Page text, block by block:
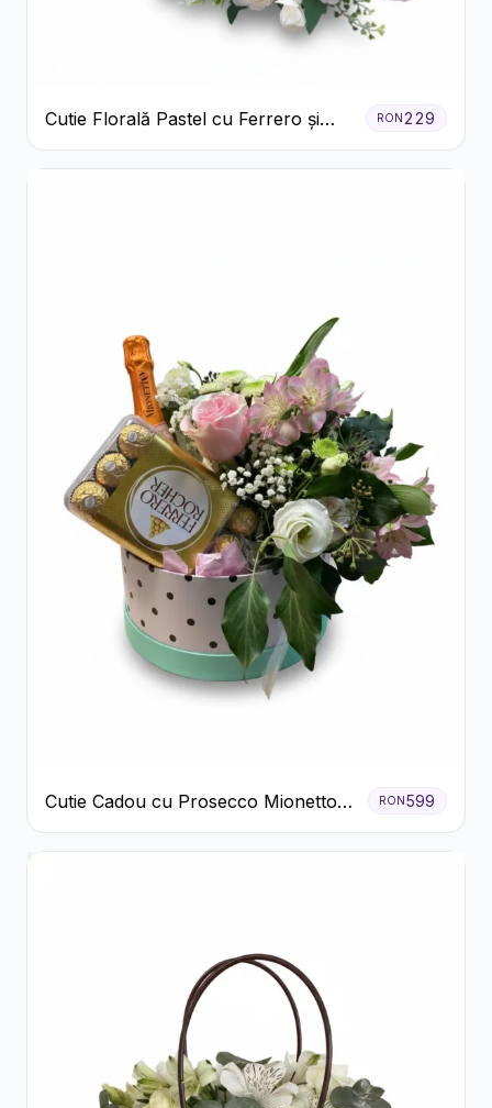
Cutie Florală Pastel cu Ferrero și
Raffaello
RON229
Cutie Cadou cu Prosecco Mionetto
Ferrero Rocher și Flori Pastelate
RON 599